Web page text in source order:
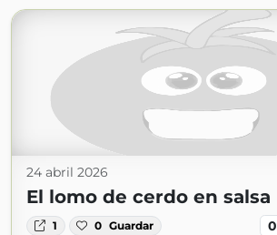
24 abril 2026
El lomo de cerdo en salsa
1 0 Guardar 0